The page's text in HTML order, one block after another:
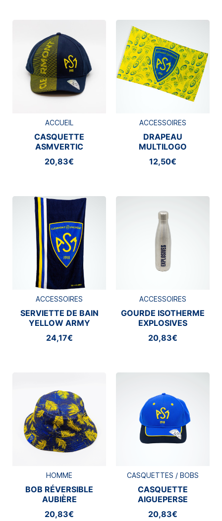
ACCUEIL
CASQUETTE
ASMVERTIC
20,83€
ACCESSOIRES
DRAPEAU
MULTILOGO
12,50€
ACCESSOIRES
SERVIETTE DE BAIN
YELLOW ARMY
24,17€
ACCESSOIRES
GOURDE ISOTHERME
EXPLOSIVES
20,83€
HOMME
BOB RÉVERSIBLE
AUBIÈRE
20,83€
CASQUETTES / BOBS
CASQUETTE
AIGUEPERSE
20,83€